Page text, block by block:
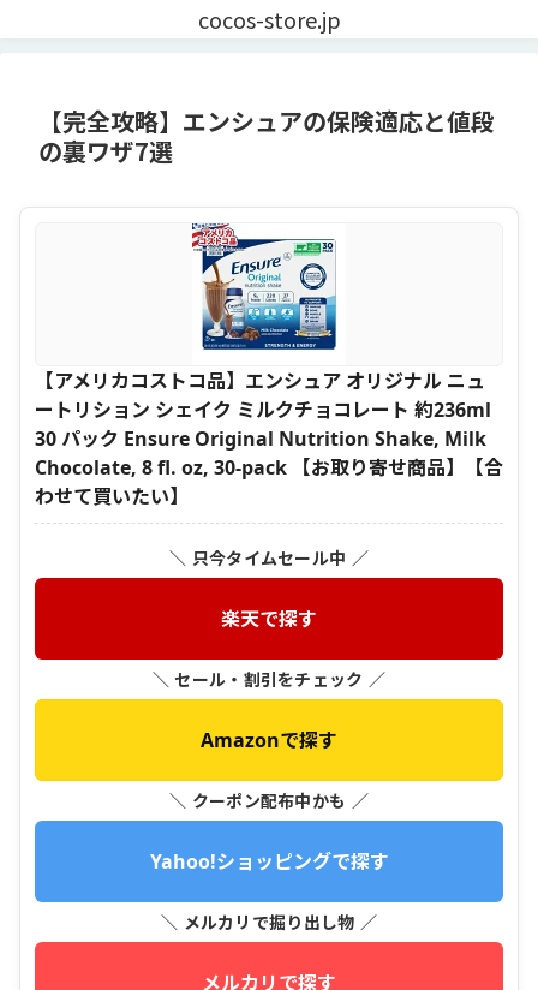
cocos-store.jp
【完全攻略】エンシュアの保険適応と値段
の裏ワザ7選
【アメリカコストコ品】エンシュア オリジナル ニュ
ートリション シェイク ミルクチョコレート 約236ml
30 パック Ensure Original Nutrition Shake, Milk
Chocolate, 8 fl. oz, 30-pack 【お取り寄せ商品】【合
わせて買いたい】
＼ 只今タイムセール中 ／
楽天で探す
＼ セール・割引をチェック ／
Amazonで探す
＼ クーポン配布中かも ／
Yahoo!ショッピングで探す
＼ メルカリで掘り出し物 ／
メルカリで探す